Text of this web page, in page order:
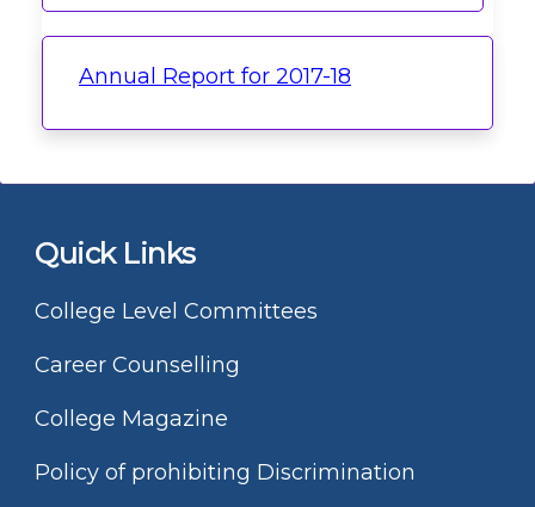
Annual Report for 2017-18
Quick Links
College Level Committees
Career Counselling
College Magazine
Policy of prohibiting Discrimination